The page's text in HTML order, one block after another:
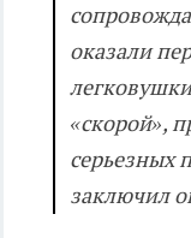
оказали
«скорой»,
серьезных
заключил